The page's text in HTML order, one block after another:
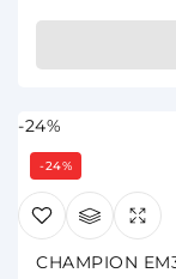
-24%
-24%
CHAMPION